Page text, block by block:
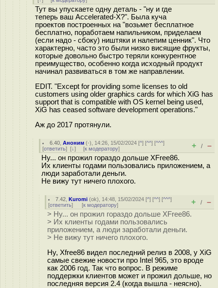
Тут вы упускаете одну деталь - "ну и где
теперь ваш Accelerated-X?". Была куча
проектов построенных на "возьмет бесплатное
бесплатно, поработаем напильником, приделаем
(если надо - сбоку) ништяки и налепим ценник". Что
характерно, часто это были низко висящие фрукты,
которые довольно быстро теряли конкурентное
преимущество, особенно когда исходный продукт
начинал развиваться в том же направлении.
EDIT. "Except for providing some licenses to old
customers using older graphics cards for which XiG has
support that is compatible with OS kernel being used,
XiG has ceased software development operations."
Аж до 2017 протянули.
6.40 ,Аноним (-), 14:26, 15/02/2024 [^] [^^] [^^^]
[ответить] [↓] [к модератору] + / –
Ну... он прожил гораздо дольше XFree86.
Их клиенты годами пользовались приложением, а
люди заработали деньги.
Не вижу тут ничего плохого.
7.42 ,Kuromi (ok), 14:48, 15/02/2024 [^] [^^] [^^^]
[ответить] [к модератору] + / –
> Ну... он прожил гораздо дольше XFree86.
> Их клиенты годами пользовались
приложением, а люди заработали деньги.
> Не вижу тут ничего плохого.
Ну, Xfree86 видел последний релиз в 2008, у XiG
самые свежие новости про Intel 965, это вроде
как 2006 год. Так что вопрос. В режиме
поддержки клиентов может и прожил дольше, но
последняя версия 2.4 (когда вышла - неясно).